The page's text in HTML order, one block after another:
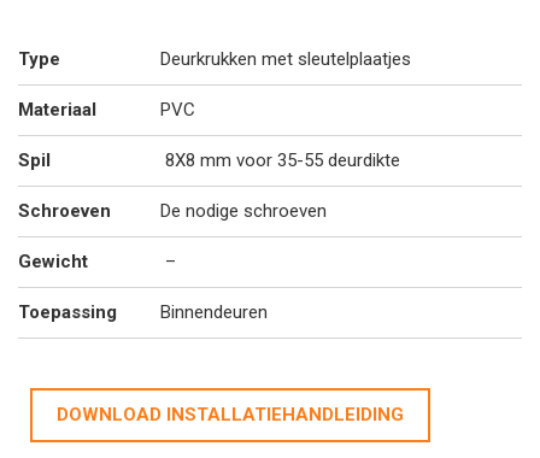
Type Deurkrukken met sleutelplaatjes
Materiaal PVC
Spil 8X8 mm voor 35-55 deurdikte
Schroeven De nodige schroeven
Gewicht –
Toepassing Binnendeuren
DOWNLOAD INSTALLATIEHANDLEIDING